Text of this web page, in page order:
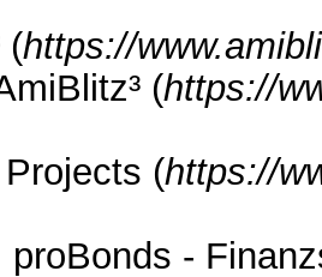
(https://
(https://
(https://
proBonds -